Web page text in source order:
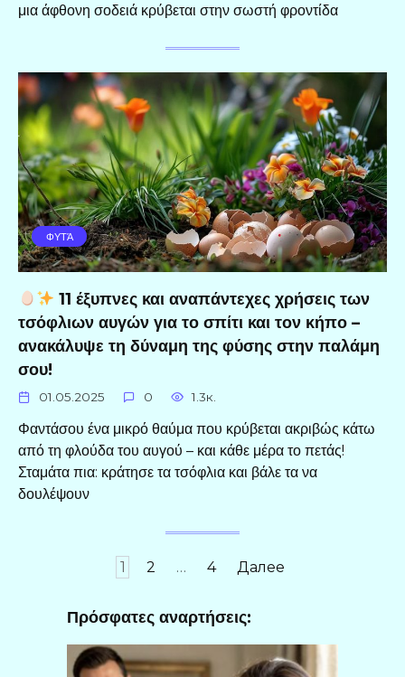
μια άφθονη σοδειά κρύβεται στην σωστή φροντίδα
ΦΥΤΆ
11 έξυπνες και αναπάντεχες χρήσεις των
τσόφλιων αυγών για το σπίτι και τον κήπο –
ανακάλυψε τη δύναμη της φύσης στην παλάμη
σου!
01.05.2025 0 1.3к.
Φαντάσου ένα μικρό θαύμα που κρύβεται ακριβώς κάτω
από τη φλούδα του αυγού – και κάθε μέρα το πετάς!
Σταμάτα πια: κράτησε τα τσόφλια και βάλε τα να
δουλέψουν
1 2 … 4 Далее
Πρόσφατες αναρτήσεις: